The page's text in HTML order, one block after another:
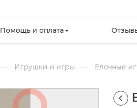
Помощь и оплата
Игрушки и игры Елочные